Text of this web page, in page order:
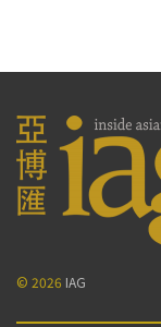
© 2026 IAG